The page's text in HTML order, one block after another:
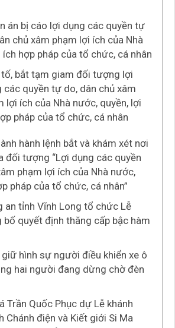
án bị cáo lợi dụng các quyền tự
chủ xâm phạm lợi ích của Nhà
hợp pháp của tổ chức, cá nhân
tố, bắt tạm giam đối tượng lợi
các quyền tự do, dân chủ xâm
lợi ích của Nhà nước, quyền, lợi
pháp của tổ chức, cá nhân
hành lệnh bắt và khám xét nơi
đối tượng “Lợi dụng các quyền
phạm lợi ích của Nhà nước,
pháp của tổ chức, cá nhân”
an tỉnh Vĩnh Long tổ chức Lễ
bố quyết định thăng cấp bậc hàm
hình sự người điều khiển xe ô
hai người đang dừng chờ đèn
Trần Quốc Phục dự Lễ khánh
Chánh điện và Kiết giới Si Ma